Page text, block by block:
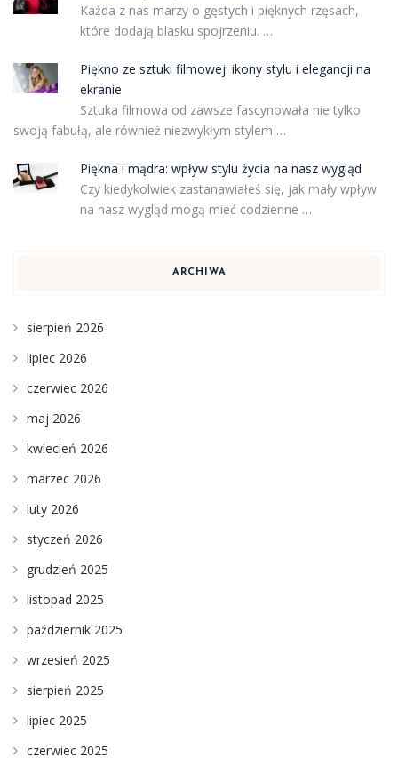
Każda z nas marzy o gęstych i pięknych rzęsach,
które dodają blasku spojrzeniu. …
Piękno ze sztuki filmowej: ikony stylu i elegancji na
ekranie
Sztuka filmowa od zawsze fascynowała nie tylko
swoją fabułą, ale również niezwykłym stylem …
Piękna i mądra: wpływ stylu życia na nasz wygląd
Czy kiedykolwiek zastanawiałeś się, jak mały wpływ
na nasz wygląd mogą mieć codzienne …
ARCHIWA
sierpień 2026
lipiec 2026
czerwiec 2026
maj 2026
kwiecień 2026
marzec 2026
luty 2026
styczeń 2026
grudzień 2025
listopad 2025
październik 2025
wrzesień 2025
sierpień 2025
lipiec 2025
czerwiec 2025